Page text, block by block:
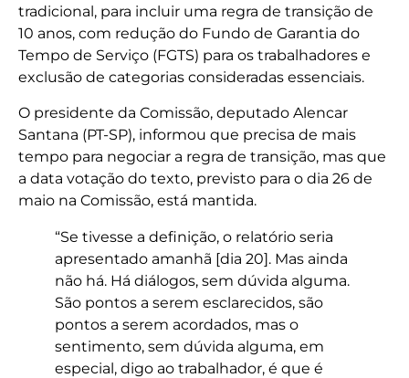
tradicional, para incluir uma regra de transição de
10 anos, com redução do Fundo de Garantia do
Tempo de Serviço (FGTS) para os trabalhadores e
exclusão de categorias consideradas essenciais.
O presidente da Comissão, deputado Alencar
Santana (PT-SP), informou que precisa de mais
tempo para negociar a regra de transição, mas que
a data votação do texto, previsto para o dia 26 de
maio na Comissão, está mantida.
“Se tivesse a definição, o relatório seria
apresentado amanhã [dia 20]. Mas ainda
não há. Há diálogos, sem dúvida alguma.
São pontos a serem esclarecidos, são
pontos a serem acordados, mas o
sentimento, sem dúvida alguma, em
especial, digo ao trabalhador, é que é